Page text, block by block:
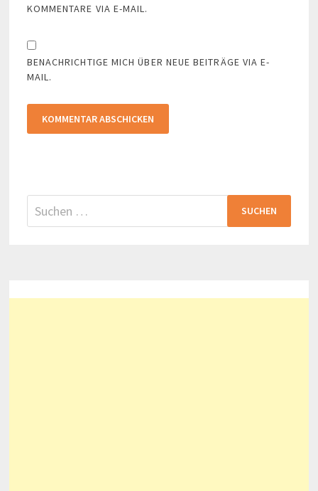
KOMMENTARE VIA E-MAIL.
BENACHRICHTIGE MICH ÜBER NEUE BEITRÄGE VIA E-
MAIL.
Suchen
nach: